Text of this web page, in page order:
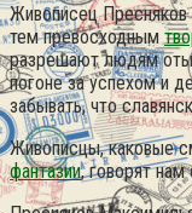
Живописец Пресняков
тем превосходным
разрешают людям
погоне за успехом и
забывать, что
Живописцы, каковые
фантазии, говорят